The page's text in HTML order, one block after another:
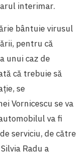
interimar.
bântuie virusul
pentru că
unui caz de
că trebuie să
se
Vornicescu se va
va fi
serviciu, de către
Radu a